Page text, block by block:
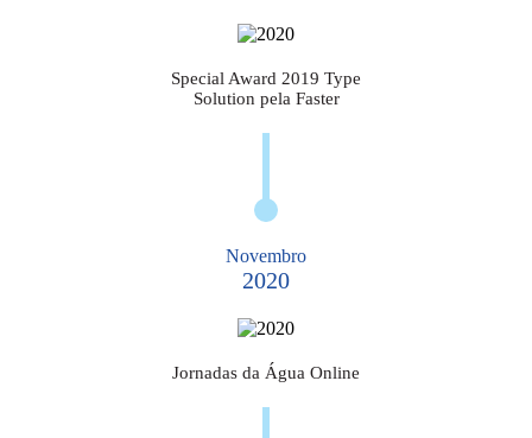
Special Award 2019 Type
Solution pela Faster
Novembro
2020
Jornadas da Água Online